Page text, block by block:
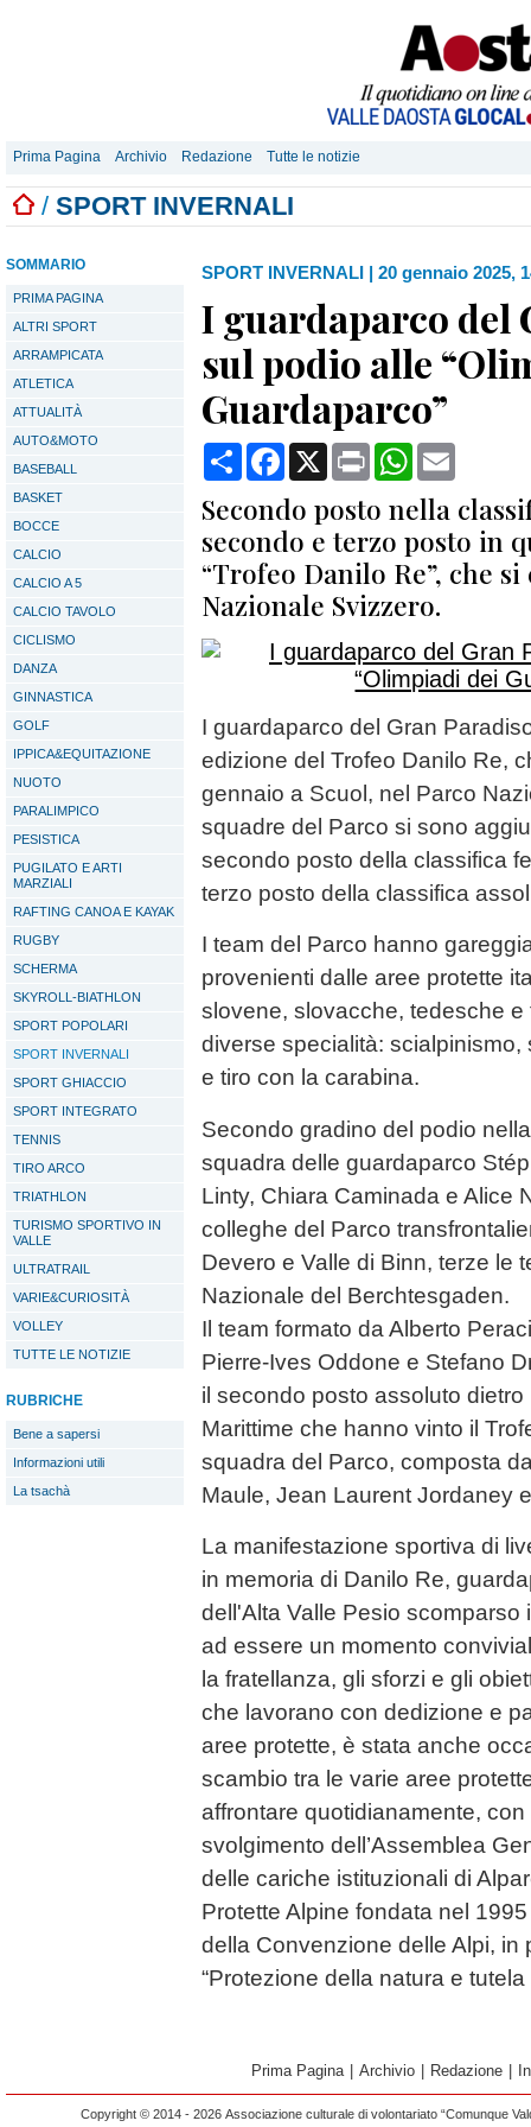
Prima Pagina Archivio Redazione Tutte le notizie
/ SPORT INVERNALI
SOMMARIO
PRIMA PAGINA
ALTRI SPORT
ARRAMPICATA
ATLETICA
ATTUALITÀ
AUTO&MOTO
BASEBALL
BASKET
BOCCE
CALCIO
CALCIO A 5
CALCIO TAVOLO
CICLISMO
DANZA
GINNASTICA
GOLF
IPPICA&EQUITAZIONE
NUOTO
PARALIMPICO
PESISTICA
PUGILATO E ARTI
MARZIALI
RAFTING CANOA E KAYAK
RUGBY
SCHERMA
SKYROLL-BIATHLON
SPORT POPOLARI
SPORT INVERNALI
SPORT GHIACCIO
SPORT INTEGRATO
TENNIS
TIRO ARCO
TRIATHLON
TURISMO SPORTIVO IN
VALLE
ULTRATRAIL
VARIE&CURIOSITÀ
VOLLEY
TUTTE LE NOTIZIE
RUBRICHE
Bene a sapersi
Informazioni utili
La tsachà
SPORT INVERNALI | 20 gennaio 2025,
I guardaparco del
sul podio alle
Guardaparco”
CondividiFacebook
X Print WhatsApp
Secondo posto nella
secondo e terzo posto in
“Trofeo Danilo Re”, che
Nazionale Svizzero.
I guardaparco del Gran
edizione del Trofeo Danilo Re,
gennaio a Scuol, nel Parco
squadre del Parco si sono
secondo posto della classifica
terzo posto della classifica
I team del Parco hanno
provenienti dalle aree protette
slovene, slovacche, tedesche
diverse specialità:
e tiro con la carabina.
Secondo gradino del podio
squadra delle guardaparco
Linty, Chiara Caminada e Alice
colleghe del Parco
Devero e Valle di Binn, terze le
Nazionale del Berchtesgaden.
Il team formato da Alberto
Pierre-Ives Oddone e Stefano
il secondo posto assoluto dietro
Marittime che hanno vinto il
squadra del Parco, composta
Maule, Jean Laurent Jordaney
La manifestazione sportiva di
in memoria di Danilo Re,
dell'Alta Valle Pesio scomparso
ad essere un momento
la fratellanza, gli sforzi e gli
che lavorano con dedizione e
aree protette, è stata anche
scambio tra le varie aree
affrontare quotidianamente,
svolgimento dell’Assemblea
delle cariche istituzionali di
Protette Alpine fondata nel
della Convenzione delle Alpi, in
“Protezione della natura e
Prima Pagina Archivio Redazione
Copyright © 2014 - 2026 Associazione culturale di volontariato “Comunque